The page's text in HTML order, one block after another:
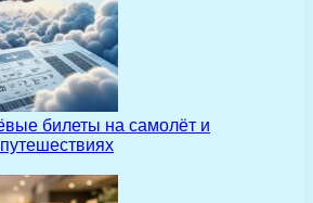
билеты на самолёт и